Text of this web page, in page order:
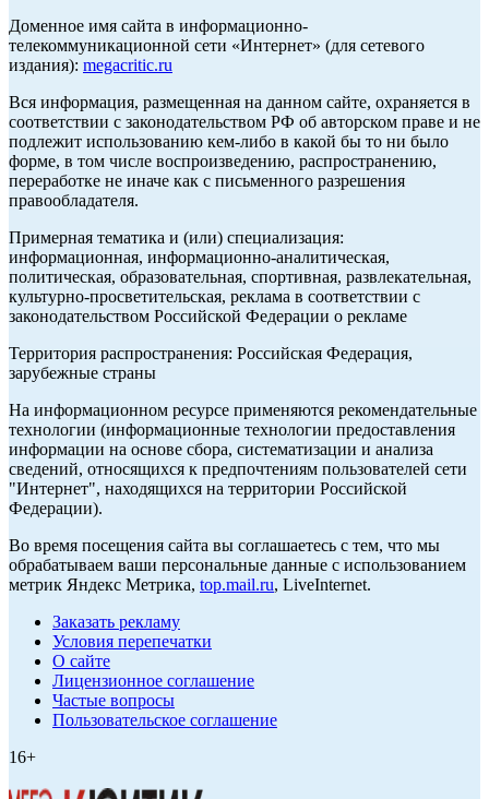
Доменное имя сайта в информационно-
телекоммуникационной сети «Интернет» (для сетевого
издания): megacritic.ru
Вся информация, размещенная на данном сайте, охраняется в
соответствии с законодательством РФ об авторском праве и не
подлежит использованию кем-либо в какой бы то ни было
форме, в том числе воспроизведению, распространению,
переработке не иначе как с письменного разрешения
правообладателя.
Примерная тематика и (или) специализация:
информационная, информационно-аналитическая,
политическая, образовательная, спортивная, развлекательная,
культурно-просветительская, реклама в соответствии с
законодательством Российской Федерации о рекламе
Территория распространения: Российская Федерация,
зарубежные страны
На информационном ресурсе применяются рекомендательные
технологии (информационные технологии предоставления
информации на основе сбора, систематизации и анализа
сведений, относящихся к предпочтениям пользователей сети
"Интернет", находящихся на территории Российской
Федерации).
Во время посещения сайта вы соглашаетесь с тем, что мы
обрабатываем ваши персональные данные с использованием
метрик Яндекс Метрика, top.mail.ru, LiveInternet.
Заказать рекламу
Условия перепечатки
О сайте
Лицензионное соглашение
Частые вопросы
Пользовательское соглашение
16+